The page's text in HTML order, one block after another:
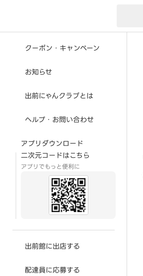
クーポン・キャンペーン
お知らせ
出前にゃんクラブとは
ヘルプ・お問い合わせ
アプリダウンロード
二次元コードはこちら
アプリでもっと便利に
出前館に出店する
配達員に応募する